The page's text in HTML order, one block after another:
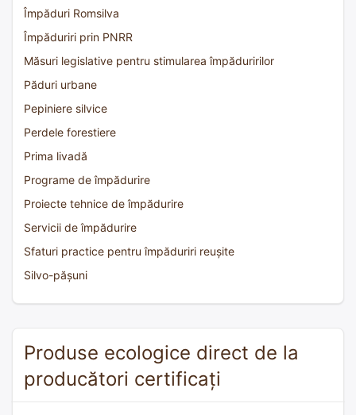
Împăduri Romsilva
Împăduriri prin PNRR
Măsuri legislative pentru stimularea împăduririlor
Păduri urbane
Pepiniere silvice
Perdele forestiere
Prima livadă
Programe de împădurire
Proiecte tehnice de împădurire
Servicii de împădurire
Sfaturi practice pentru împăduriri reușite
Silvo-pășuni
Produse ecologice direct de la
producători certificați